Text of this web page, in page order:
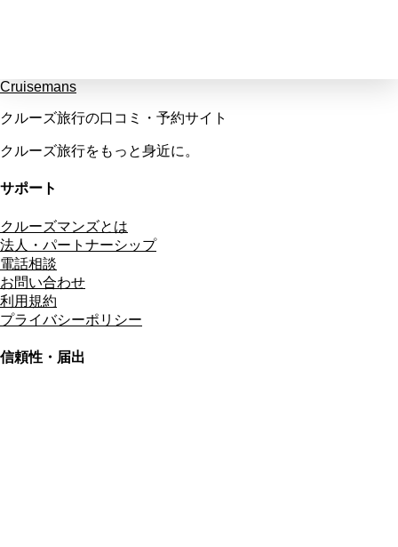
Cruisemans
クルーズ旅行の口コミ・予約サイト
クルーズ旅行をもっと身近に。
サポート
クルーズマンズとは
法人・パートナーシップ
電話相談
お問い合わせ
利用規約
プライバシーポリシー
信頼性・届出